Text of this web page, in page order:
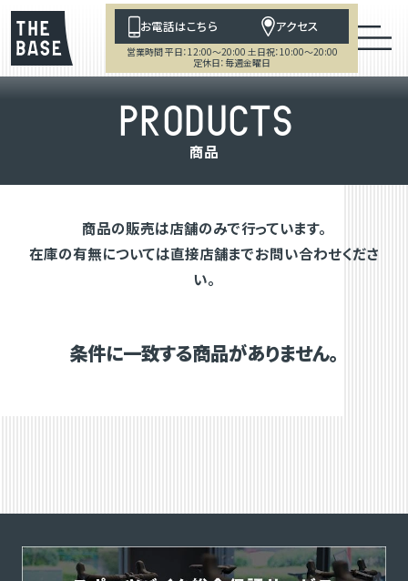
お電話はこちら アクセス
営業時間 平日：12:00～20:00 土日祝：10:00～20:00
定休日：毎週金曜日
PRODUCTS
商品
商品の販売は店舗のみで行っています。
在庫の有無については直接店舗までお問い合わせくださ
い。
条件に一致する商品がありません。